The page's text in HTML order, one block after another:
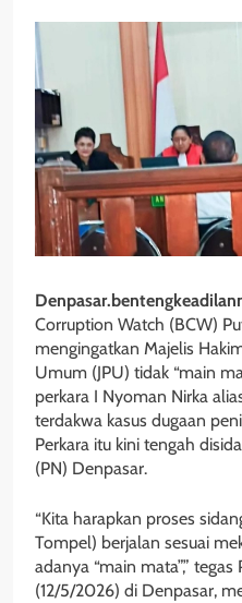
Corruption Watch (BCW)
mengingatkan Majelis
Umum (JPU) tidak “main
perkara I Nyoman Nirka
terdakwa kasus dugaan
Perkara itu kini tengah
(PN) Denpasar.
“Kita harapkan proses
Tompel) berjalan sesuai
adanya “main mata”,”
(12/5/2026) di Denpasar,